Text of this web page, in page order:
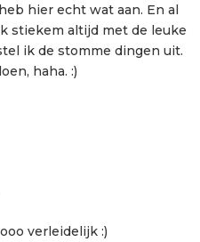
hier echt wat aan. En al
stiekem altijd met de leuke
ik de stomme dingen uit.
haha. :)
verleidelijk :)